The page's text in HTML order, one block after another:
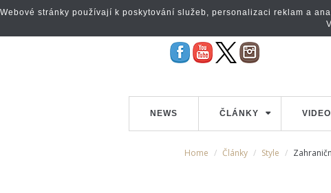
NEWS ČLÁNKY VIDEO
Home Články Style
Webové stránky používají k poskytování služeb, personalizaci reklam a